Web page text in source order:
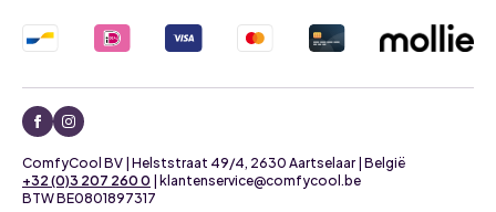
+32 (0)3 207 260 0 | klantenservice@comfycool.be
BTW BE0801897317
ComfyCool BV | Helststraat 49/4, 2630 Aartselaar | België